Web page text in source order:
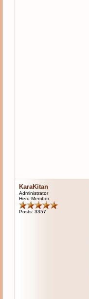
KaraKitan
Administrator
Hero Member
Posts: 3357